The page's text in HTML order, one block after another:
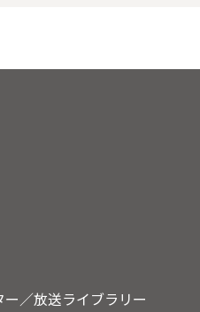
／放送ライブラリー